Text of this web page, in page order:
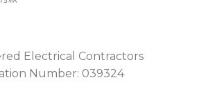
Electrical Contractors
Number: 039324